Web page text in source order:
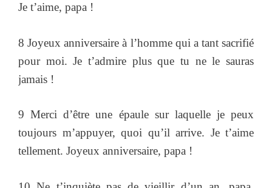
Je t’aime, papa !
8 Joyeux anniversaire à l’homme qui a tant sacrifié
pour moi. Je t’admire plus que tu ne le sauras
jamais !
9 Merci d’être une épaule sur laquelle je peux
toujours m’appuyer, quoi qu’il arrive. Je t’aime
tellement. Joyeux anniversaire, papa !